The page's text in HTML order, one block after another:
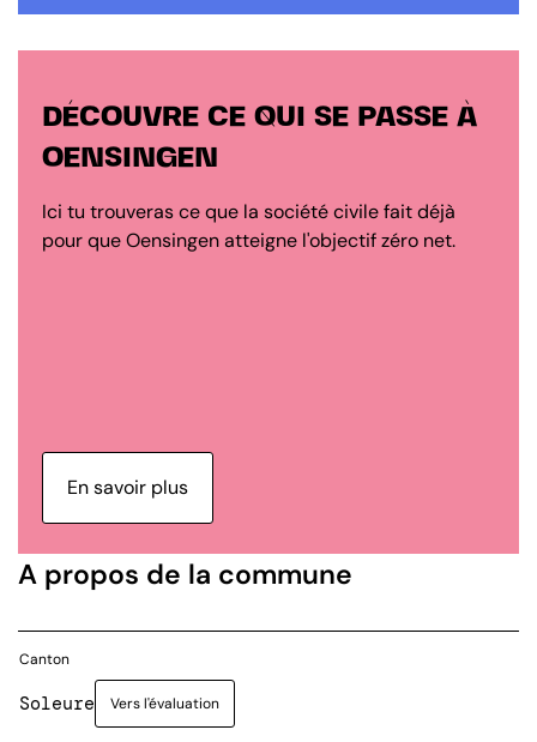
DÉCOUVRE CE QUI SE PASSE À
OENSINGEN
Ici tu trouveras ce que la société civile fait déjà
pour que Oensingen atteigne l'objectif zéro net.
En savoir plus
A propos de la commune
Canton
Soleure Vers l'évaluation